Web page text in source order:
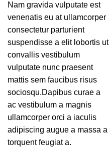
Nam gravida vulputate est
venenatis eu at ullamcorper
consectetur parturient
suspendisse a elit lobortis ut
convallis vestibulum
vulputate nunc praesent
mattis sem faucibus risus
sociosqu.Dapibus curae a
ac vestibulum a magnis
ullamcorper orci a iaculis
adipiscing augue a massa a
torquent feugiat a.